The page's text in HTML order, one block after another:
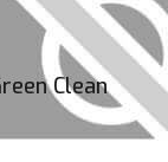
Clean